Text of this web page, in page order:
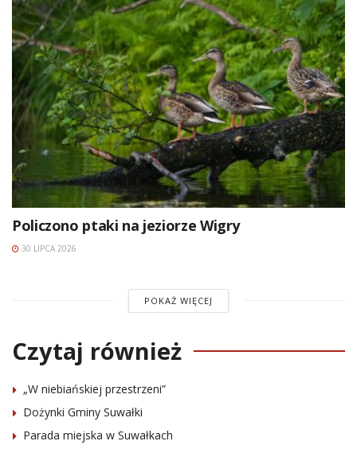
Policzono ptaki na jeziorze Wigry
30 LIPCA 2026
POKAŻ WIĘCEJ
Czytaj również
„W niebiańskiej przestrzeni”
Dożynki Gminy Suwałki
Parada miejska w Suwałkach